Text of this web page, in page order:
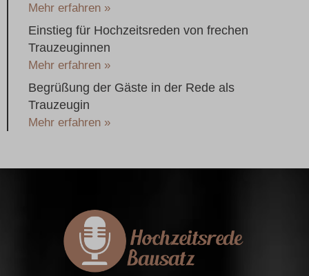
Mehr erfahren »
Einstieg für Hochzeitsreden von frechen
Trauzeuginnen
Mehr erfahren »
Begrüßung der Gäste in der Rede als
Trauzeugin
Mehr erfahren »